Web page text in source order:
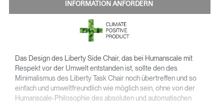
INFORMATION ANFORDERN
Das Design des Liberty Side Chair, das bei Humanscale mit
Respekt vor der Umwelt entstanden ist, sollte den des
Minimalismus des Liberty Task Chair noch übertreffen und so
einfach und umweltfreundlich wie möglich sein, ohne von der
Humanscale-Philosophie des absoluten und automatischen